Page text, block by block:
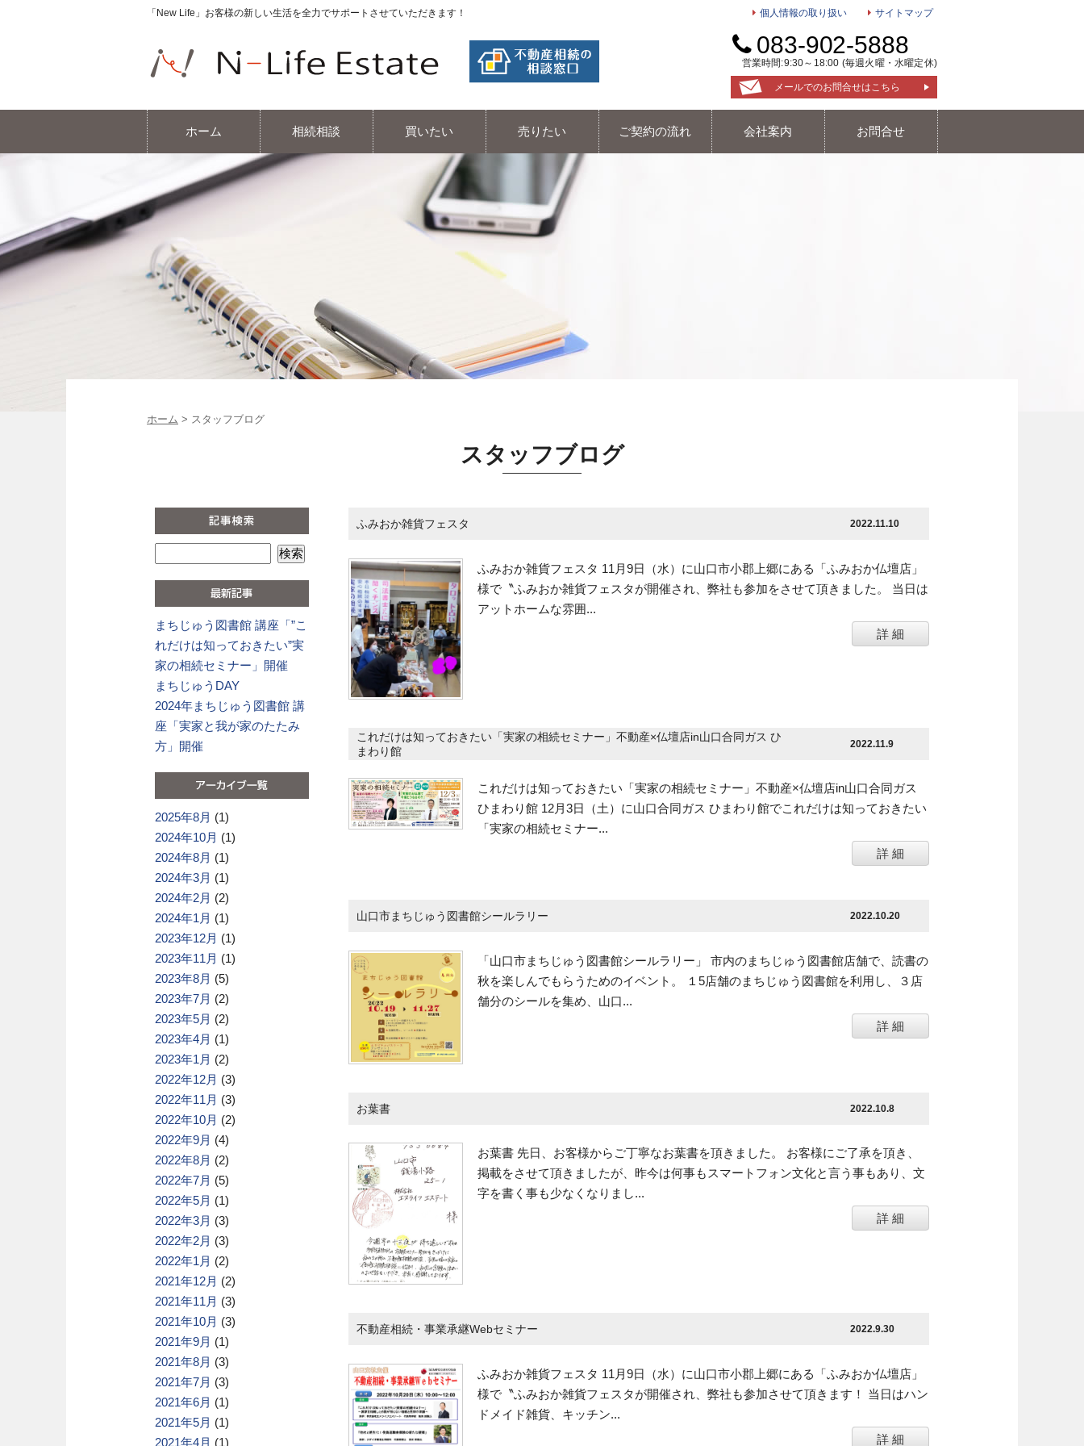
「New Life」お客様の新しい生活を全力でサポートさせていただきます！ 個人情報の取り扱い サイトマップ
エヌライフエステート
083-902-5888
営業時間:9:30～18:00 (毎週火曜・水曜定休)
メールでのお問合せはこちら
ホーム 相続相談 買いたい 売りたい ご契約の流れ 会社案内 お問合せ
ホーム > スタッフブログ
スタッフブログ
ふみおか雑貨フェスタ 2022.11.10
ふみおか雑貨フェスタ 11月9日（水）に山口市小郡上郷にある「ふみおか仏壇店」
様で〝ふみおか雑貨フェスタが開催され、弊社も参加をさせて頂きました。 当日は
アットホームな雰囲...
詳 細
これだけは知っておきたい「実家の相続セミナー」不動産×仏壇店in山口合同ガス ひ
まわり館
2022.11.9
これだけは知っておきたい「実家の相続セミナー」不動産×仏壇店in山口合同ガス
ひまわり館 12月3日（土）に山口合同ガス ひまわり館でこれだけは知っておきたい
「実家の相続セミナー...
詳 細
山口市まちじゅう図書館シールラリー 2022.10.20
「山口市まちじゅう図書館シールラリー」 市内のまちじゅう図書館店舗で、読書の
秋を楽しんでもらうためのイベント。 １5店舗のまちじゅう図書館を利用し、３店
舗分のシールを集め、山口...
詳 細
お葉書 2022.10.8
お葉書 先日、お客様からご丁寧なお葉書を頂きました。 お客様にご了承を頂き、
掲載をさせて頂きましたが、昨今は何事もスマートフォン文化と言う事もあり、文
字を書く事も少なくなりまし...
詳 細
不動産相続・事業承継Webセミナー 2022.9.30
ふみおか雑貨フェスタ 11月9日（水）に山口市小郡上郷にある「ふみおか仏壇店」
様で〝ふみおか雑貨フェスタが開催され、弊社も参加させて頂きます！ 当日はハン
ドメイド雑貨、キッチン...
詳 細
まちじゅう図書館 講座「”こ
れだけは知っておきたい”実
家の相続セミナー」開催
まちじゅうDAY
2024年まちじゅう図書館 講
座「実家と我が家のたたみ
方」開催
2025年8月 (1)
2024年10月 (1)
2024年8月 (1)
2024年3月 (1)
2024年2月 (2)
2024年1月 (1)
2023年12月 (1)
2023年11月 (1)
2023年8月 (5)
2023年7月 (2)
2023年5月 (2)
2023年4月 (1)
2023年1月 (2)
2022年12月 (3)
2022年11月 (3)
2022年10月 (2)
2022年9月 (4)
2022年8月 (2)
2022年7月 (5)
2022年5月 (1)
2022年3月 (3)
2022年2月 (3)
2022年1月 (2)
2021年12月 (2)
2021年11月 (3)
2021年10月 (3)
2021年9月 (1)
2021年8月 (3)
2021年7月 (3)
2021年6月 (1)
2021年5月 (1)
2021年4月 (1)